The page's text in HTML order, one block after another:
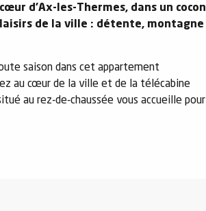
d’Ax-les-Thermes, dans un cocon
de la ville : détente, montagne
saison dans cet appartement
au cœur de la ville et de la télécabine
au rez-de-chaussée vous accueille pour